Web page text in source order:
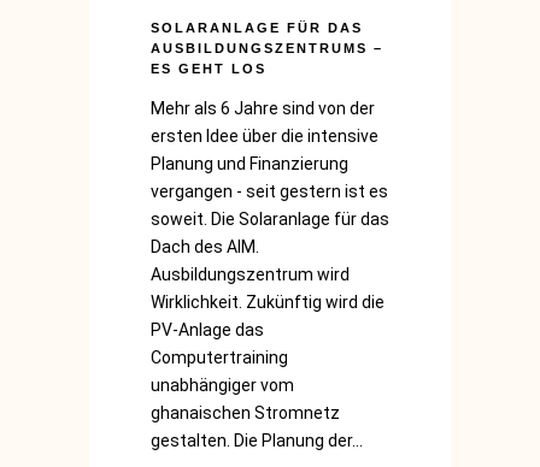
SOLARANLAGE FÜR DAS
AUSBILDUNGSZENTRUMS –
ES GEHT LOS
Mehr als 6 Jahre sind von der
ersten Idee über die intensive
Planung und Finanzierung
vergangen - seit gestern ist es
soweit. Die Solaranlage für das
Dach des AIM.
Ausbildungszentrum wird
Wirklichkeit. Zukünftig wird die
PV-Anlage das
Computertraining
unabhängiger vom
ghanaischen Stromnetz
gestalten. Die Planung der...